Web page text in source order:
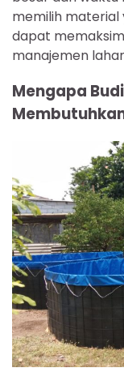
memilih material
dapat
manajemen
Mengapa